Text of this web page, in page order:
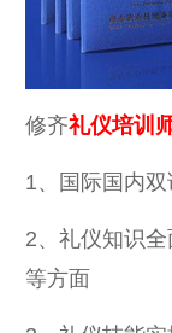
修齐礼仪培训
1、国际国内
2、礼仪知识
等方面